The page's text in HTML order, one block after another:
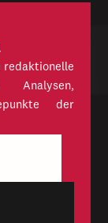
redaktionelle
der